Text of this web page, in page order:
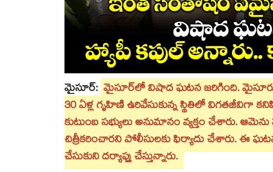
మైసూర్‌: మైసూర్‌లో విషాద ఘటన జరిగింది.
30 ఏళ్ల గృహిణి ఉరివేసుకున్న స్థితిలో
కుటుంబ సభ్యులు అనుమానం వ్యక్తం చేశారు.
చిత్రీకరించారని పోలీసులకు ఫిర్యాదు చేశారు. ఈ
చేసుకుని దర్యాప్తు చేస్తున్నారు.